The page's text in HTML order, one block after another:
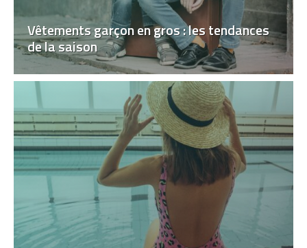
Vêtements garçon en gros : les tendances
de la saison